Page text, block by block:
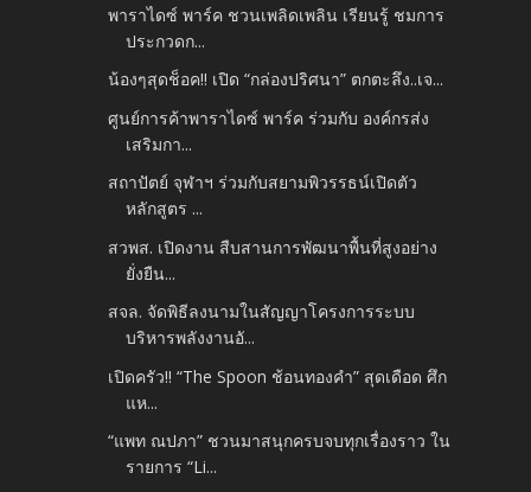
พาราไดซ์ พาร์ค ชวนเพลิดเพลิน เรียนรู้ ชมการ
ประกวดก...
น้องๆสุดช็อค!! เปิด “กล่องปริศนา” ตกตะลึง..เจ...
ศูนย์การค้าพาราไดซ์ พาร์ค ร่วมกับ องค์กรส่ง
เสริมกา...
สถาปัตย์ จุฬาฯ ร่วมกับสยามพิวรรธน์เปิดตัว
หลักสูตร ...
สวพส. เปิดงาน สืบสานการพัฒนาพื้นที่สูงอย่าง
ยั่งยืน...
สจล. จัดพิธีลงนามในสัญญาโครงการระบบ
บริหารพลังงานอั...
เปิดครัว!! “The Spoon ช้อนทองคำ” สุดเดือด ศึก
แห...
“แพท ณปภา” ชวนมาสนุกครบจบทุกเรื่องราว ใน
รายการ “Li...